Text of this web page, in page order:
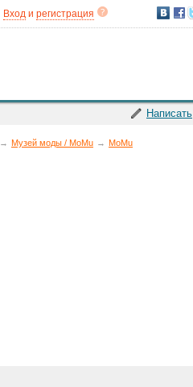
Вход и регистрация
Написать
→ Музей моды / MoMu → MoMu